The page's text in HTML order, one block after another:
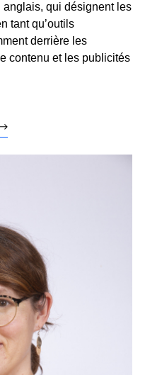
anglais, qui désignent les
tant qu’outils
derrière les
contenu et les publicités